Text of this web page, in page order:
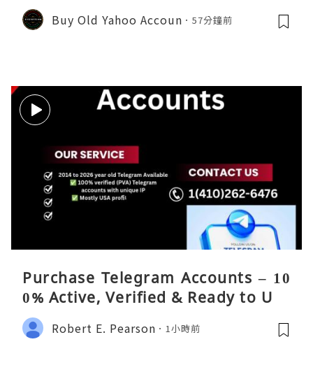
Buy Old Yahoo Accoun 57分鐘前
Purchase Telegram Accounts – 10
0% Active, Verified & Ready to Use
Robert E. Pearson 1小時前